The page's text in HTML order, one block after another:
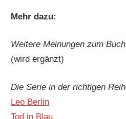
Mehr dazu:
Weitere Meinungen zum
(wird ergänzt)
Die Serie in der richtigen
Leo Berlin
Tod in Blau